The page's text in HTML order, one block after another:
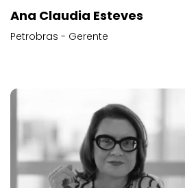
Ana Claudia Esteves
Petrobras - Gerente